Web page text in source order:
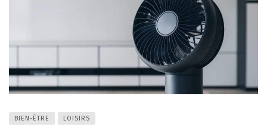
BIEN-ÊTRE LOISIRS